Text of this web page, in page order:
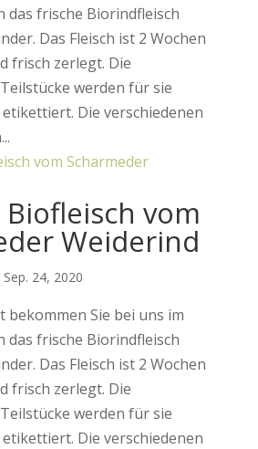
das frische Biorindfleisch
Das Fleisch ist 2 Wochen
frisch zerlegt. Die
werden für sie
Die verschiedenen
Biofleisch vom
Weiderind
Sep. 24, 2020
bekommen Sie bei uns im
das frische Biorindfleisch
Das Fleisch ist 2 Wochen
frisch zerlegt. Die
werden für sie
Die verschiedenen